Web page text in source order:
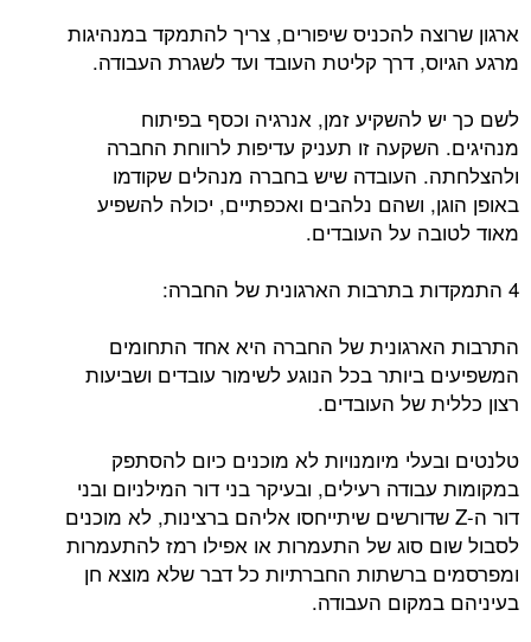
ארגון שרוצה להכניס שיפורים, צריך להתמקד במנהיגות
מרגע הגיוס, דרך קליטת העובד ועד לשגרת העבודה.
לשם כך יש להשקיע זמן, אנרגיה וכסף בפיתוח
מנהיגים. השקעה זו תעניק עדיפות לרווחת החברה
ולהצלחתה. העובדה שיש בחברה מנהלים שקודמו
באופן הוגן, ושהם נלהבים ואכפתיים, יכולה להשפיע
מאוד לטובה על העובדים.
4 התמקדות בתרבות הארגונית של החברה:
התרבות הארגונית של החברה היא אחד התחומים
המשפיעים ביותר בכל הנוגע לשימור עובדים ושביעות
רצון כללית של העובדים.
טלנטים ובעלי מיומנויות לא מוכנים כיום להסתפק
במקומות עבודה רעילים, ובעיקר בני דור המילניום ובני
דור ה-Z שדורשים שיתייחסו אליהם ברצינות, לא מוכנים
לסבול שום סוג של התעמרות או אפילו רמז להתעמרות
ומפרסמים ברשתות החברתיות כל דבר שלא מוצא חן
בעיניהם במקום העבודה.